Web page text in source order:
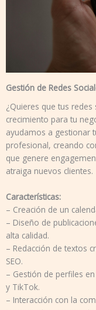
Gestión de Redes
¿Quieres que tus
crecimiento para tu
ayudamos a gestionar
profesional, creando
que genere
atraiga nuevos clientes.
Características:
– Creación de un
– Diseño de
alta calidad.
– Redacción de textos
SEO.
– Gestión de perfiles
y TikTok.
– Interacción con la